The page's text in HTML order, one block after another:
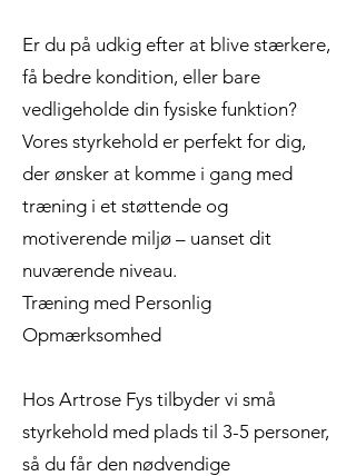
Er du på udkig efter at blive stærkere,
få bedre kondition, eller bare
vedligeholde din fysiske funktion?
Vores styrkehold er perfekt for dig,
der ønsker at komme i gang med
træning i et støttende og
motiverende miljø – uanset dit
nuværende niveau.
Træning med Personlig
Opmærksomhed
Hos Artrose Fys tilbyder vi små
styrkehold med plads til 3-5 personer,
så du får den nødvendige